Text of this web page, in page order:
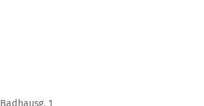
Badhausg. 1